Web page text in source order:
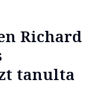
Richard
tanulta